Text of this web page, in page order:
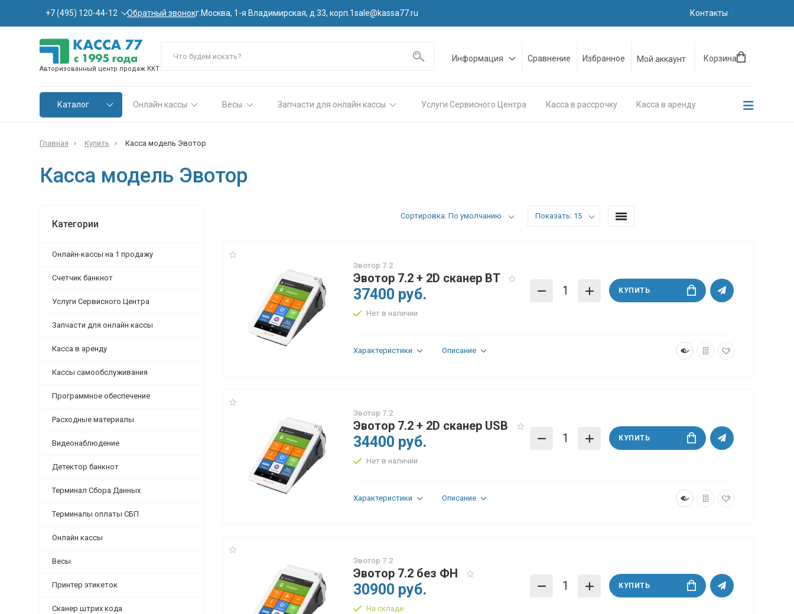
+7 (495) 120-44-12 Обратный звонокг.Москва, 1-я Владимирская, д.33, корп.1sale@kassa77.ru Контакты
Авторизованный центр продаж ККТ
Информация Сравнение Избранное Мой аккаунт Корзина
Каталог Онлайн кассы Весы Запчасти для онлайн кассы Услуги Сервисного Центра Касса в рассрочку Касса в аренду
Главная Купить Касса модель Эвотор
Касса модель Эвотор
Категории
Онлайн-кассы на 1 продажу
Счетчик банкнот
Услуги Сервисного Центра
Запчасти для онлайн кассы
Касса в аренду
Кассы самообслуживания
Программное обеспечение
Расходные материалы
Видеонаблюдение
Детектор банкнот
Терминал Сбора Данных
Терминалы оплаты СБП
Онлайн кассы
Весы
Принтер этикеток
Сканер штрих кода
Сортировка: По умолчанию Показать: 15
Эвотор 7.2
Эвотор 7.2 + 2D сканер BT
37400 руб.
Нет в наличии
КУПИТЬ
Характеристики Описание
Эвотор 7.2
Эвотор 7.2 + 2D сканер USB
34400 руб.
Нет в наличии
КУПИТЬ
Характеристики Описание
Эвотор 7.2
Эвотор 7.2 без ФН
30900 руб.
На складе
КУПИТЬ